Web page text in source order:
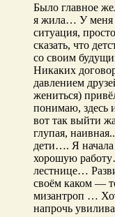
Было главное
я жила… У меня
ситуация,
сказать, что
со своим
Никаких
давлением
жениться)
понимаю, здесь
вот так выйти
глупая,
дети…. Я начала
хорошую
лестнице…
своём каком —
мизантроп …
напрочь